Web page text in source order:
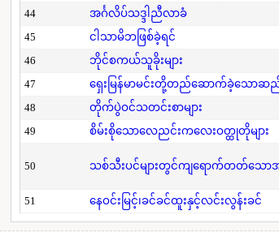
44
အင်္ဂလိပ်သဒ္ဒါညီလာခံ
45
ငါသာမိဘဖြစ်ခဲ့ရင်
46
ဘိုင်စကယ်သူခိုးများ
47
ရှေးမြန်မာမင်းတို့တည်ဆောက်ခဲ့သောဆည်မ
48
တိုက်ပွဲဝင်သတင်းစာများ
49
စိမ်းစိုသောလေညင်းကလေးဝတ္ထုတိုများ
50 သစ်သီးပင်များတွင်ကျရောက်တတ်သောအင်
51 နေဝင်းမြင့်၊ခင်ခင်ထူးနှင့်လင်းလွန်းခင်